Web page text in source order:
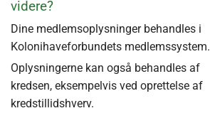
videre?
Dine medlemsoplysninger behandles i
Kolonihaveforbundets medlemssystem.
Oplysningerne kan også behandles af
kredsen, eksempelvis ved oprettelse af
kredstillidshverv.